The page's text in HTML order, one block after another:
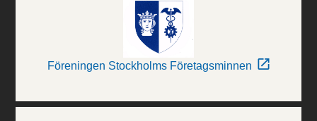
Föreningen Stockholms Företagsminnen